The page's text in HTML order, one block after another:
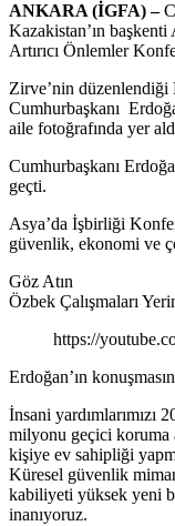
ANKARA (İGFA) –
Kazakistan’ın
Artırıcı Önlemler
Zirve’nin düzenlendiği
Cumhurbaşkanı
aile fotoğrafında yer
Cumhurbaşkanı
geçti.
Asya’da İşbirliği
güvenlik, ekonomi ve
Göz Atın
Özbek Çalışmaları
https://
Erdoğan’ın
İnsani yardımlarımızı
milyonu geçici koruma
kişiye ev sahipliği
Küresel güvenlik
kabiliyeti yüksek yeni
inanıyoruz.